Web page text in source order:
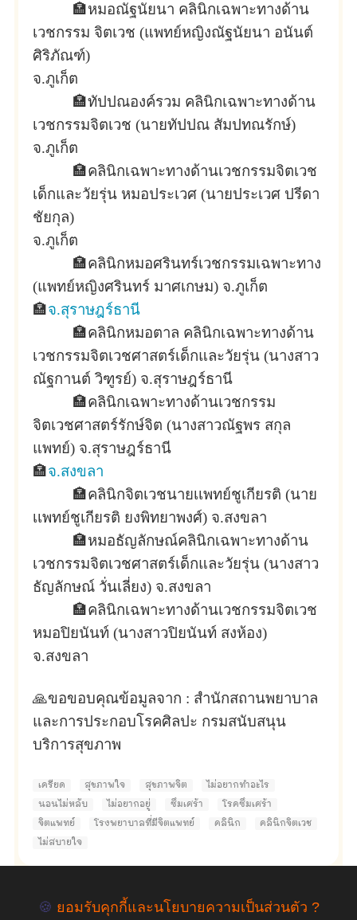
🏣หมอณัฐนัยนา คลินิกเฉพาะทางด้าน
เวชกรรม จิตเวช (แพทย์หญิงณัฐนัยนา อนันต์
ศิริภัณฑ์)
จ.ภูเก็ต
🏣ทัปปณองค์รวม คลินิกเฉพาะทางด้าน
เวชกรรมจิตเวช (นายทัปปณ สัมปทณรักษ์)
จ.ภูเก็ต
🏣คลินิกเฉพาะทางด้านเวชกรรมจิตเวช
เด็กและวัยรุ่น หมอประเวศ (นายประเวศ ปรีดา
ชัยกุล)
จ.ภูเก็ต
🏣คลินิกหมอศรินทร์เวชกรรมเฉพาะทาง
(แพทย์หญิงศรินทร์ มาศเกษม) จ.ภูเก็ต
🏣จ.สุราษฎร์ธานี
🏣คลินิกหมอตาล คลินิกเฉพาะทางด้าน
เวชกรรมจิตเวชศาสตร์เด็กและวัยรุ่น (นางสาว
ณัฐกานต์ วิฑูรย์) จ.สุราษฎร์ธานี
🏣คลินิกเฉพาะทางด้านเวชกรรม
จิตเวชศาสตร์รักษ์จิต (นางสาวณัฐพร สกุล
แพทย์) จ.สุราษฎร์ธานี
🏣จ.สงขลา
🏣คลินิกจิตเวชนายเเพทย์ชูเกียรติ (นาย
เเพทย์ชูเกียรติ ยงพิทยาพงศ์) จ.สงขลา
🏣หมอธัญลักษณ์คลินิกเฉพาะทางด้าน
เวชกรรมจิตเวชศาสตร์เด็กและวัยรุ่น (นางสาว
ธัญลักษณ์ วั่นเลี่ยง) จ.สงขลา
🏣คลินิกเฉพาะทางด้านเวชกรรมจิตเวช
หมอปิยนันท์ (นางสาวปิยนันท์ สงห้อง)
จ.สงขลา
🙏ขอขอบคุณข้อมูลจาก : สำนักสถานพยาบาล
และการประกอบโรคศิลปะ กรมสนับสนุน
บริการสุขภาพ
เครียด สุขภาพใจ สุขภาพจิต ไม่อยากทำอะไร
นอนไม่หลับ ไม่อยากอยู่ ซึมเศร้า โรคซึมเศร้า
จิตแพทย์ โรงพยาบาลที่มีจิตแพทย์ คลินิก คลินิกจิตเวช
ไม่สบายใจ
🍪 ยอมรับคุกกี้และนโยบายความเป็นส่วนตัว ?